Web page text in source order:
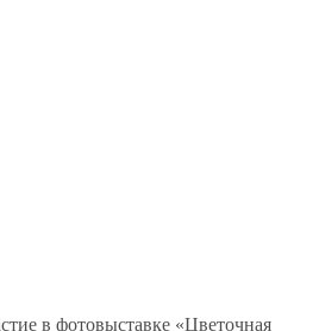
в фотовыставке «Цветочная